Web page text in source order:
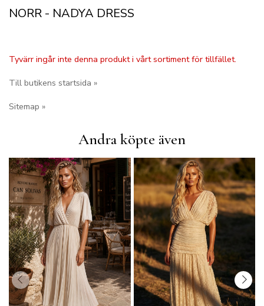
NORR - NADYA DRESS
Tyvärr ingår inte denna produkt i vårt sortiment för tillfället.
Till butikens startsida »
Sitemap »
Andra köpte även